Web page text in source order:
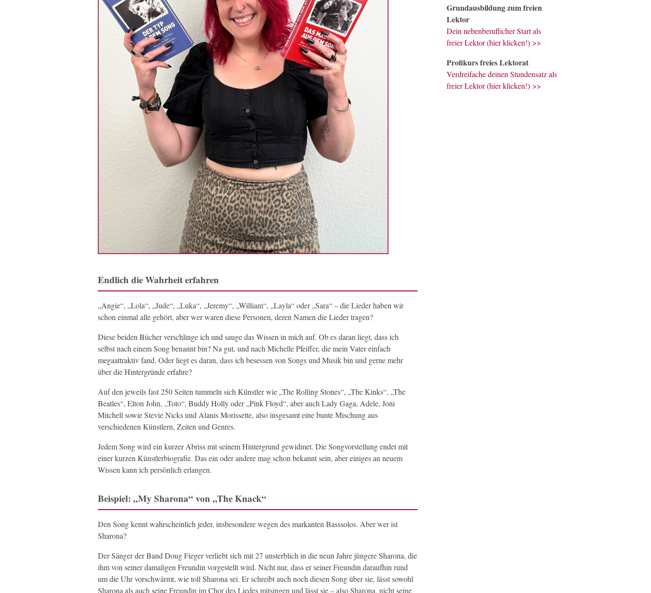
Endlich die Wahrheit erfahren
„Angie“, „Lola“, „Jude“, „Luka“, „Jeremy“, „William“, „Layla“ oder „Sara“ – die Lieder haben wir
schon einmal alle gehört, aber wer waren diese Personen, deren Namen die Lieder tragen?
Diese beiden Bücher verschlinge ich und sauge das Wissen in mich auf. Ob es daran liegt, dass ich
selbst nach einem Song benannt bin? Na gut, und nach Michelle Pfeiffer, die mein Vater einfach
megaattraktiv fand. Oder liegt es daran, dass ich besessen von Songs und Musik bin und gerne mehr
über die Hintergründe erfahre?
Auf den jeweils fast 250 Seiten tummeln sich Künstler wie „The Rolling Stones“, „The Kinks“, „The
Beatles“, Elton John, „Toto“, Buddy Holly oder „Pink Floyd“, aber auch Lady Gaga, Adele, Joni
Mitchell sowie Stevie Nicks und Alanis Morissette, also insgesamt eine bunte Mischung aus
verschiedenen Künstlern, Zeiten und Genres.
Jedem Song wird ein kurzer Abriss mit seinem Hintergrund gewidmet. Die Songvorstellung endet mit
einer kurzen Künstlerbiografie. Das ein oder andere mag schon bekannt sein, aber einiges an neuem
Wissen kann ich persönlich erlangen.
Beispiel: „My Sharona“ von „The Knack“
Den Song kennt wahrscheinlich jeder, insbesondere wegen des markanten Basssolos. Aber wer ist
Sharona?
Der Sänger der Band Doug Fieger verliebt sich mit 27 unsterblich in die neun Jahre jüngere Sharona, die
ihm von seiner damaligen Freundin vorgestellt wird. Nicht nur, dass er seiner Freundin daraufhin rund
um die Uhr vorschwärmt, wie toll Sharona sei. Er schreibt auch noch diesen Song über sie, lässt sowohl
Sharona als auch seine Freundin im Chor des Liedes mitsingen und lässt sie – also Sharona, nicht seine
Grundausbildung zum freien
Lektor
Dein nebenberuflicher Start als
freier Lektor (hier klicken!) >>
Profikurs freies Lektorat
Verdreifache deinen Stundensatz als
freier Lektor (hier klicken!) >>